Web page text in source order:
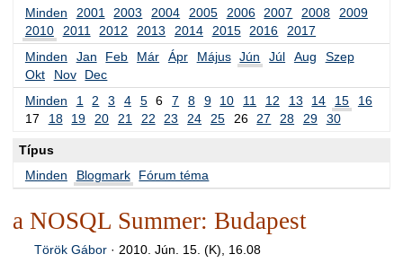
Minden
2001 2003 2004 2005 2006 2007 2008
2009
2010
2011 2012 2013 2014 2015 2016
2017
Minden
Jan Feb Már Ápr Május Jún Júl Aug
Szep
Okt
Nov
Dec
Minden
1 2 3 4 5 6 7 8 9 10 11 12 13 14 15
16
17
18 19 20 21 22 23 24 25 26 27 28 29 30
Típus
Minden
Blogmark Fórum téma
a NOSQL Summer: Budapest
Török Gábor· 2010. Jún. 15. (K), 16.08